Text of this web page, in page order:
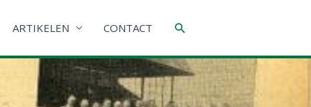
ARTIKELEN CONTACT Zoeken